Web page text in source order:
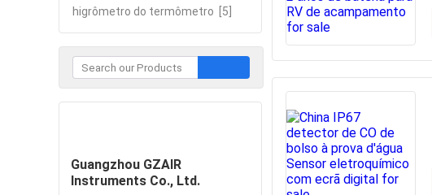
higrômetro do termômetro [5]
Guangzhou GZAIR
Instruments Co., Ltd.